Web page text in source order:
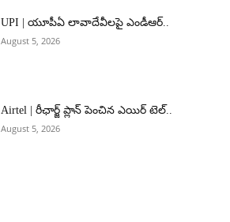
UPI | యూపీఏ లావాదేవీలపై ఎండీఆర్..
August 5, 2026
Airtel | రీఛార్జ్ ప్లాన్ పెంచిన ఎయిర్ టెల్..
August 5, 2026